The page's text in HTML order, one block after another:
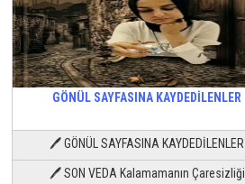
GÖNÜL SAYFASINA KAYDEDİLENLER
🖊 GÖNÜL SAYFASINA KAYDEDİLENLER
🖊 SON VEDA Kalamamanın Çaresizliği